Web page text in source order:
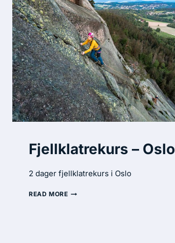
Fjellklatrekurs – Oslo
2 dager fjellklatrekurs i Oslo
READ MORE